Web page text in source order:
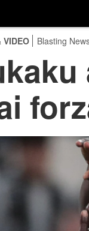
VIDEO Blasting